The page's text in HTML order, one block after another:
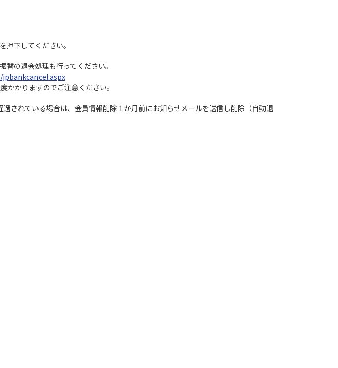
押下してください。
の退会処理も行ってください。
かかりますのでご注意ください。
されている場合は、会員情報削除１か月前にお知らせメールを送信し削除（自動退